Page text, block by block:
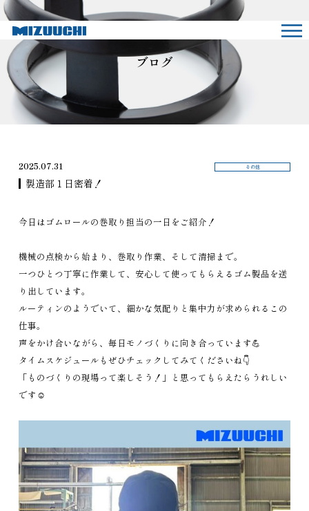
ブログ
2025.07.31
製造部１日密着！
その他
今日はゴムロールの巻取り担当の一日をご紹介！
機械の点検から始まり、巻取り作業、そして清掃まで。
一つひとつ丁寧に作業して、安心して使ってもらえるゴム製品を送
り出しています。
ルーティンのようでいて、細かな気配りと集中力が求められるこの
仕事。
声をかけ合いながら、毎日モノづくりに向き合っています💪
タイムスケジュールもぜひチェックしてみてくださいね👇
「ものづくりの現場って楽しそう！」と思ってもらえたらうれしい
です☺️